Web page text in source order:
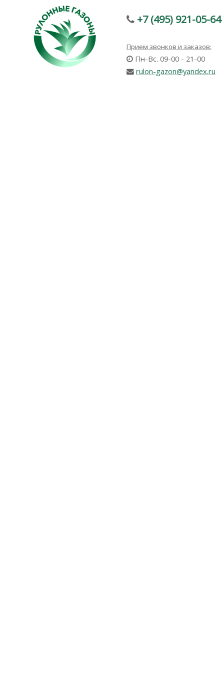
+7 (495) 921-05-64
Прием звонков и заказов:
Пн-Вс. 09-00 - 21-00
rulon-gazon@yandex.ru